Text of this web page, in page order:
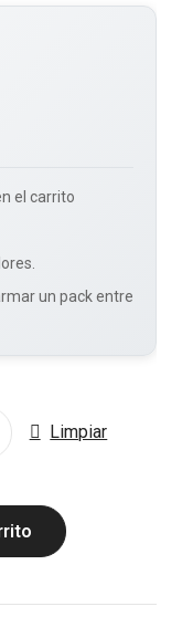
el carrito
un pack entre
Limpiar